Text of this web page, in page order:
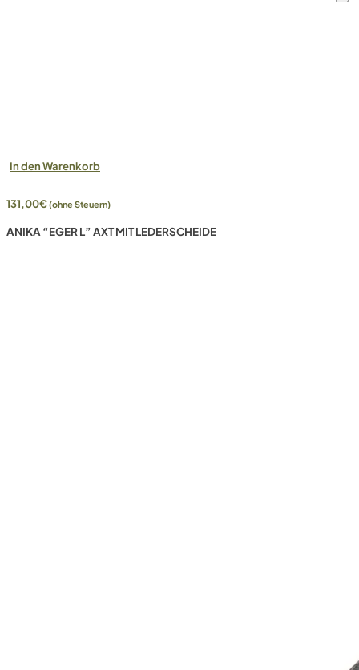
In den Warenkorb
131,00€(ohne Steuern)
ANIKA “EGER L” AXT MIT LEDERSCHEIDE